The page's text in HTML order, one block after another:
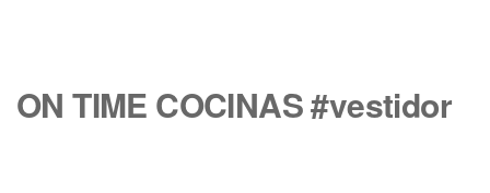
ON TIME COCINAS #vestidor